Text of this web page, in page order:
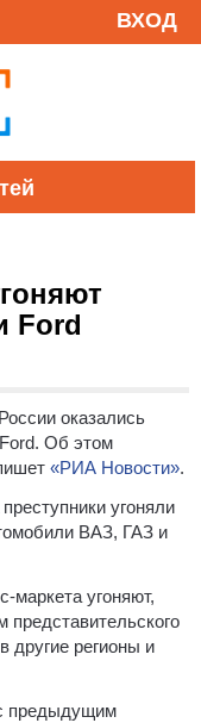
ВХОД
Ford
оказались
Об этом
«РИА Новости».
угоняли
ВАЗ, ГАЗ и
маркета угоняют,
другие регионы и
предыдущим